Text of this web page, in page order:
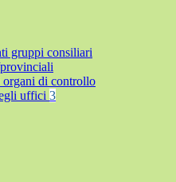
gruppi consiliari
di controllo
uffici 3